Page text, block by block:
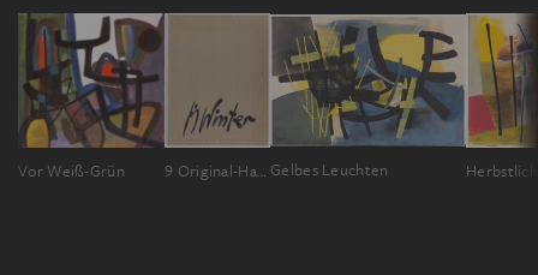
Vor Weiß-Grün 9 Original-Handdrucke Gelbes Leuchten